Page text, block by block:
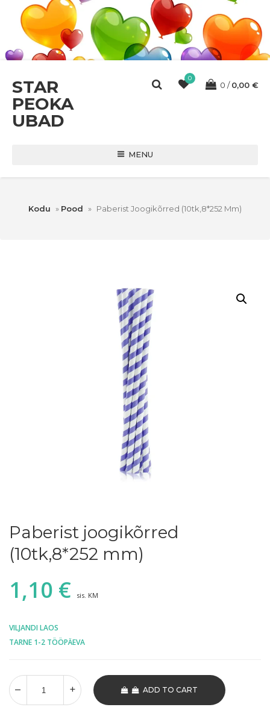
STAR
PEOKA
UBAD
0
0 0,00 €
MENU
Kodu » Pood » Paberist Joogikõrred (10tk,8*252 Mm)
Paberist joogikõrred
(10tk,8*252 mm)
1,10 € sis. KM
VILJANDI LAOS
TARNE 1-2 TÖÖPÄEVA
ADD TO CART